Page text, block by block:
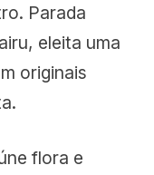
Parada
eleita uma
originais
flora e